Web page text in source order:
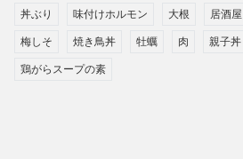
丼ぶり 味付けホルモン 大根 居酒屋
梅しそ 焼き鳥丼 牡蠣 肉 親子丼
鶏がらスープの素